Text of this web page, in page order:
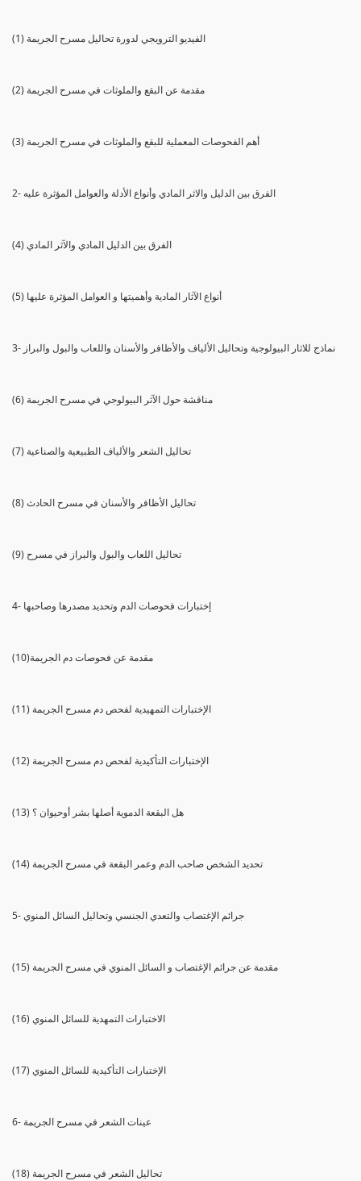
(1) الفيديو الترويجي لدورة تحاليل مسرح الجريمة
(2) مقدمة عن البقع والملوثات في مسرح الجريمة
(3) أهم الفحوصات المعملية للبقع والملوثات في مسرح الجريمة
2- الفرق بين الدليل والاثر المادي وأنواع الأدلة والعوامل المؤثرة عليه
(4) الفرق بين الدليل المادي والآثر المادي
(5) أنواع الآثار المادية وأهميتها و العوامل المؤثرة عليها
3- نماذج للاثار البيولوجية وتحاليل الألياف والأظافر والأسنان واللعاب والبول والبراز
(6) مناقشة حول الآثر البيولوجي في مسرح الجريمة
(7) تحاليل الشعر والألياف الطبيعية والصناعية
(8) تحاليل الأظافر والأسنان في مسرح الحادث
(9) تحاليل اللعاب والبول والبراز في مسرح
4- إختبارات فحوصات الدم وتحديد مصدرها وصاحبها
(10)مقدمة عن فحوصات دم الجريمة
(11) الإختبارات التمهيدية لفحص دم مسرح الجريمة
(12) الإختبارات التأكيدية لفحص دم مسرح الجريمة
(13) هل البقعة الدموية أصلها بشر أوحيوان ؟
(14) تحديد الشخص صاحب الدم وعمر البقعة في مسرح الجريمة
5- جرائم الإغتصاب والتعدي الجنسي وتحاليل السائل المنوي
(15) مقدمة عن جرائم الإغتصاب و السائل المنوي في مسرح الجريمة
(16) الاختبارات التمهدية للسائل المنوي
(17) الإختبارات التأكيدية للسائل المنوي
6- عينات الشعر في مسرح الجريمة
(18) تحاليل الشعر في مسرح الجريمة